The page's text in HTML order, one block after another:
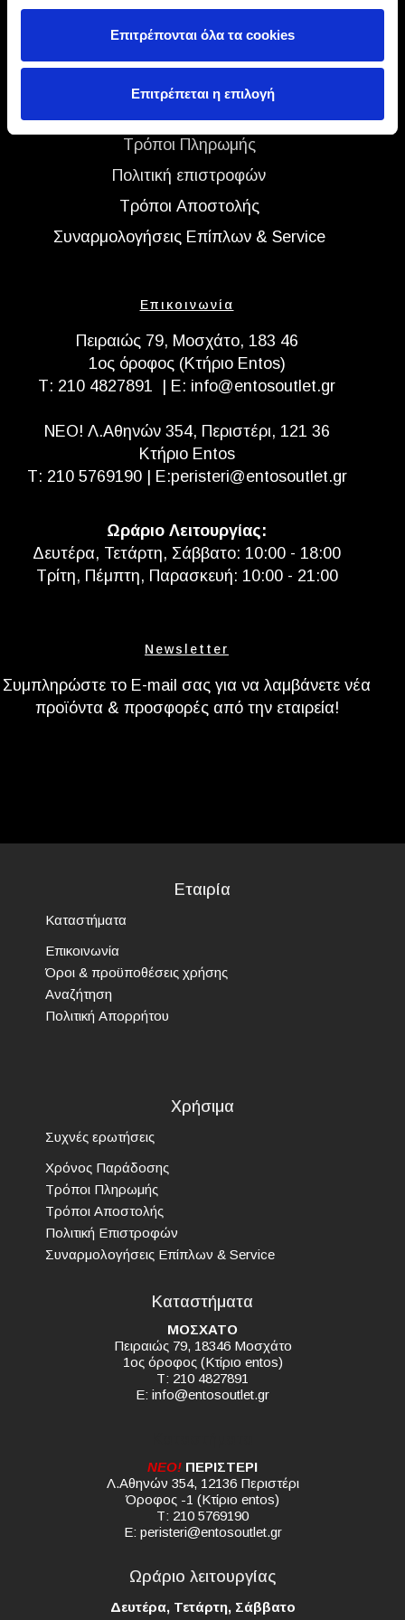
Επιτρέπονται όλα τα cookies
Επιτρέπεται η επιλογή
Χρήσιμα
Συχνές ερωτήσεις
Τρόποι Πληρωμής
Πολιτική επιστροφών
Τρόποι Αποστολής
Συναρμολογήσεις Επίπλων & Service
Επικοινωνία
Πειραιώς 79, Μοσχάτο, 183 46
1ος όροφος (Κτήριο Entos)
Τ: 210 4827891 | E: info@entosoutlet.gr
NEO! Λ.Αθηνών 354, Περιστέρι, 121 36
Κτήριο Entos
Τ: 210 5769190| E:peristeri@entosoutlet.gr
Ωράριο Λειτουργίας:
Δευτέρα, Τετάρτη, Σάββατο: 10:00 - 18:00
Τρίτη, Πέμπτη, Παρασκευή: 10:00 - 21:00
Newsletter
Συμπληρώστε το E-mail σας για να λαμβάνετε νέα
προϊόντα & προσφορές από την εταιρεία!
Εταιρία
Καταστήματα
Επικοινωνία
Όροι & προϋποθέσεις χρήσης
Αναζήτηση
Πολιτική Απορρήτου
Χρήσιμα
Συχνές ερωτήσεις
Χρόνος Παράδοσης
Τρόποι Πληρωμής
Τρόποι Αποστολής
Πολιτική Επιστροφών
Συναρμολογήσεις Επίπλων & Service
Καταστήματα
ΜΟΣΧΑΤΟ
Πειραιώς 79, 18346 Μοσχάτο
1ος όροφος (Κτίριο entos)
Τ: 210 4827891
E: info@entosoutlet.gr
NEO! ΠΕΡΙΣΤΕΡΙ
Λ.Αθηνών 354, 12136 Περιστέρι
Όροφος -1 (Κτίριο entos)
Τ: 210 5769190
E: peristeri@entosoutlet.gr
Ωράριο λειτουργίας
Δευτέρα, Τετάρτη, Σάββατο